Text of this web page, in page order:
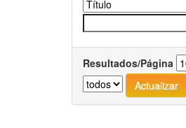
Resultados/Página